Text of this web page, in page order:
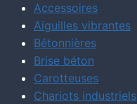
Accessoires
Aiguilles vibrantes
Bétonnières
Brise béton
Carotteuses
Chariots industriels